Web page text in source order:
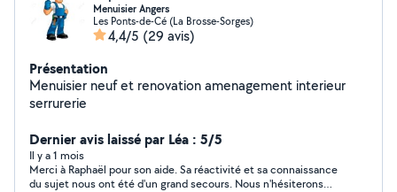
Menuisier Angers
Les Ponts-de-Cé (La Brosse-Sorges)
4,4/5 (29 avis)
Présentation
Menuisier neuf et renovation amenagement interieur
serrurerie
Dernier avis laissé par Léa : 5/5
Il y a 1 mois
Merci à Raphaël pour son aide. Sa réactivité et sa connaissance
du sujet nous ont été d'un grand secours. Nous n'hésiterons